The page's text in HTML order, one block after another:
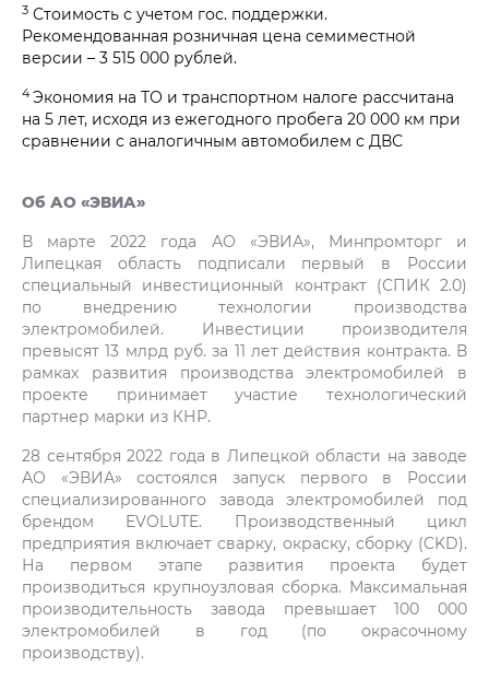
3 Стоимость с учетом гос. поддержки.
Рекомендованная розничная цена семиместной
версии – 3 515 000 рублей.
4 Экономия на ТО и транспортном налоге рассчитана
на 5 лет, исходя из ежегодного пробега 20 000 км при
сравнении с аналогичным автомобилем с ДВС
Об АО «ЭВИА»
В марте 2022 года АО «ЭВИА», Минпромторг и
Липецкая область подписали первый в России
специальный инвестиционный контракт (СПИК 2.0)
по внедрению технологии производства
электромобилей. Инвестиции производителя
превысят 13 млрд руб. за 11 лет действия контракта. В
рамках развития производства электромобилей в
проекте принимает участие технологический
партнер марки из КНР.
28 сентября 2022 года в Липецкой области на заводе
АО «ЭВИА» состоялся запуск первого в России
специализированного завода электромобилей под
брендом EVOLUTE. Производственный цикл
предприятия включает сварку, окраску, сборку (CKD).
На первом этапе развития проекта будет
производиться крупноузловая сборка. Максимальная
производительность завода превышает 100 000
электромобилей в год (по окрасочному
производству).